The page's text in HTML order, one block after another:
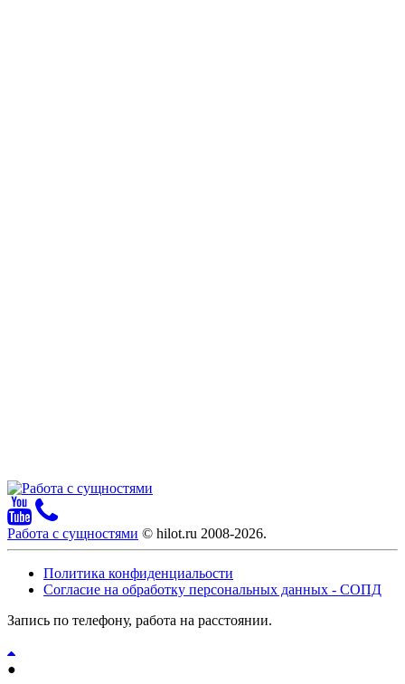
Работа с сущностями © hilot.ru 2008-2026.
Политика конфиденциальости
Согласие на обработку персональных данных - СОПД
Запись по телефону, работа на расстоянии.
●